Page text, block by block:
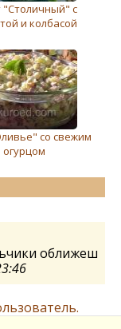
"Столичный" с
и колбасой
со свежим
огурцом
оближеш